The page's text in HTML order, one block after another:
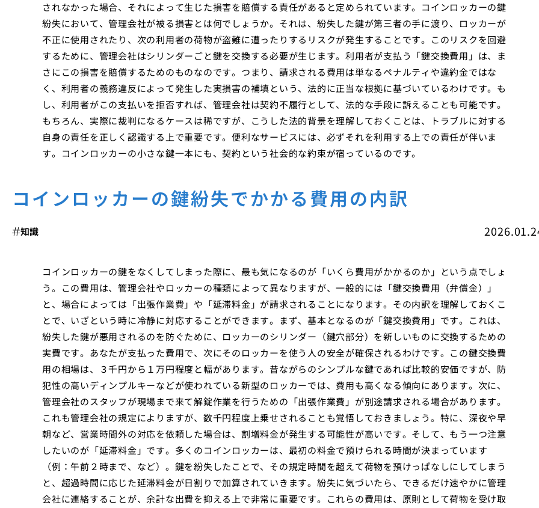
されなかった場合、それによって生じた損害を賠償する責任があると定められています。コインロッカーの鍵
紛失において、管理会社が被る損害とは何でしょうか。それは、紛失した鍵が第三者の手に渡り、ロッカーが
不正に使用されたり、次の利用者の荷物が盗難に遭ったりするリスクが発生することです。このリスクを回避
するために、管理会社はシリンダーごと鍵を交換する必要が生じます。利用者が支払う「鍵交換費用」は、ま
さにこの損害を賠償するためのものなのです。つまり、請求される費用は単なるペナルティや違約金ではな
く、利用者の義務違反によって発生した実損害の補填という、法的に正当な根拠に基づいているわけです。も
し、利用者がこの支払いを拒否すれば、管理会社は契約不履行として、法的な手段に訴えることも可能です。
もちろん、実際に裁判になるケースは稀ですが、こうした法的背景を理解しておくことは、トラブルに対する
自身の責任を正しく認識する上で重要です。便利なサービスには、必ずそれを利用する上での責任が伴いま
す。コインロッカーの小さな鍵一本にも、契約という社会的な約束が宿っているのです。
コインロッカーの鍵紛失でかかる費用の内訳
知識
コインロッカーの鍵をなくしてしまった際に、最も気になるのが「いくら費用がかかるのか」という点でしょ
う。この費用は、管理会社やロッカーの種類によって異なりますが、一般的には「鍵交換費用（弁償金）」
と、場合によっては「出張作業費」や「延滞料金」が請求されることになります。その内訳を理解しておくこ
とで、いざという時に冷静に対応することができます。まず、基本となるのが「鍵交換費用」です。これは、
紛失した鍵が悪用されるのを防ぐために、ロッカーのシリンダー（鍵穴部分）を新しいものに交換するための
実費です。あなたが支払った費用で、次にそのロッカーを使う人の安全が確保されるわけです。この鍵交換費
用の相場は、３千円から１万円程度と幅があります。昔ながらのシンプルな鍵であれば比較的安価ですが、防
犯性の高いディンプルキーなどが使われている新型のロッカーでは、費用も高くなる傾向にあります。次に、
管理会社のスタッフが現場まで来て解錠作業を行うための「出張作業費」が別途請求される場合があります。
これも管理会社の規定によりますが、数千円程度上乗せされることも覚悟しておきましょう。特に、深夜や早
朝など、営業時間外の対応を依頼した場合は、割増料金が発生する可能性が高いです。そして、もう一つ注意
したいのが「延滞料金」です。多くのコインロッカーは、最初の料金で預けられる時間が決まっています
（例：午前２時まで、など）。鍵を紛失したことで、その規定時間を超えて荷物を預けっぱなしにしてしまう
と、超過時間に応じた延滞料金が日割りで加算されていきます。紛失に気づいたら、できるだけ速やかに管理
会社に連絡することが、余計な出費を抑える上で非常に重要です。これらの費用は、原則として荷物を受け取